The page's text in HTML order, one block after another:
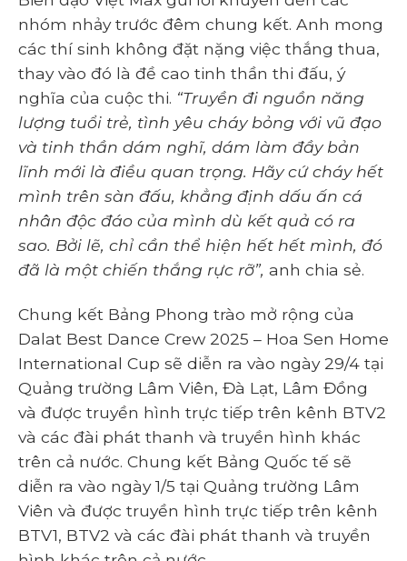
nhóm nhảy trước đêm chung kết. Anh mong
các thí sinh không đặt nặng việc thắng thua,
thay vào đó là đề cao tinh thần thi đấu, ý
nghĩa của cuộc thi. “Truyền đi nguồn năng
lượng tuổi trẻ, tình yêu cháy bỏng với vũ đạo
và tinh thần dám nghĩ, dám làm đầy bản
lĩnh mới là điều quan trọng. Hãy cứ cháy hết
mình trên sàn đấu, khẳng định dấu ấn cá
nhân độc đáo của mình dù kết quả có ra
sao. Bởi lẽ, chỉ cần thể hiện hết hết mình, đó
đã là một chiến thắng rực rỡ”, anh chia sẻ.
Chung kết Bảng Phong trào mở rộng của
Dalat Best Dance Crew 2025 – Hoa Sen Home
International Cup sẽ diễn ra vào ngày 29/4 tại
Quảng trường Lâm Viên, Đà Lạt, Lâm Đồng
và được truyền hình trực tiếp trên kênh BTV2
và các đài phát thanh và truyền hình khác
trên cả nước. Chung kết Bảng Quốc tế sẽ
diễn ra vào ngày 1/5 tại Quảng trường Lâm
Viên và được truyền hình trực tiếp trên kênh
BTV1, BTV2 và các đài phát thanh và truyền